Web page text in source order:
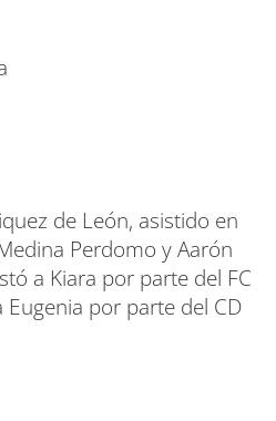
de León, asistido en
Perdomo y Aarón
a Kiara por parte del FC
por parte del CD